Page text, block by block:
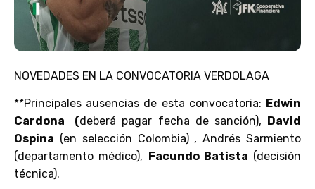
NOVEDADES EN LA CONVOCATORIA VERDOLAGA
**Principales ausencias de esta convocatoria: Edwin
Cardona (deberá pagar fecha de sanción),
David
Ospina (en selección Colombia) , Andrés Sarmiento
(departamento médico),
Facundo Batista (decisión
técnica).